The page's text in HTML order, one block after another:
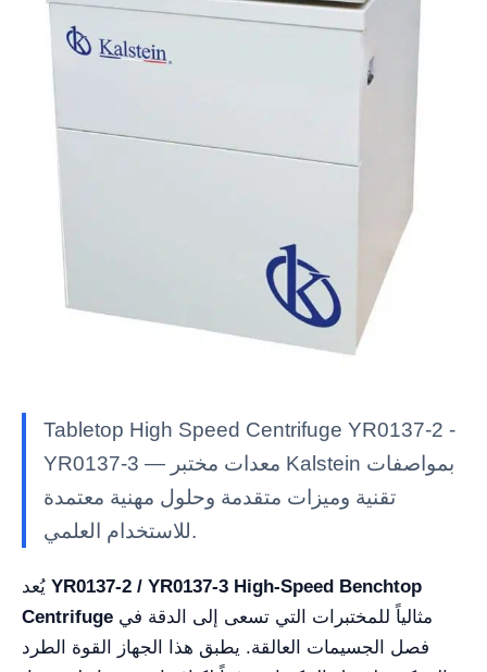
Tabletop High Speed Centrifuge YR0137-2 -
YR0137-3 — معدات مختبر Kalstein بمواصفات
تقنية وميزات متقدمة وحلول مهنية معتمدة
للاستخدام العلمي.
YR0137-2 / YR0137-3 High-Speed Benchtop
Centrifuge
فصل الجسيمات العالقة. يطبق هذا الجهاز القوة الطرد